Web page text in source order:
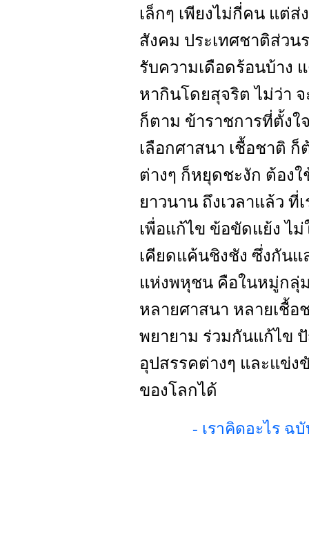
เล็กๆ เพียงไม่กี่คน แต่
สังคม ประเทศชาติส่ว
รับความเดือดร้อนบ้าง
หากินโดยสุจริต ไม่ว่า
ก็ตาม ข้าราชการที่ตั้งใ
เลือกศาสนา เชื้อชาติ
ต่างๆ ก็หยุดชะงัก ต้องใ
ยาวนาน ถึงเวลาแล้ว ที่
เพื่อแก้ไข ข้อขัดแย้ง ไ
เคียดแค้นชิงชัง ซึ่งกันแ
แห่งพหุชน คือในหมู่กลุ่
หลายศาสนา หลายเชื้
พยายาม ร่วมกันแก้ไข
อุปสรรคต่างๆ และแข่
ของโลกได้
- เราคิดอะไร